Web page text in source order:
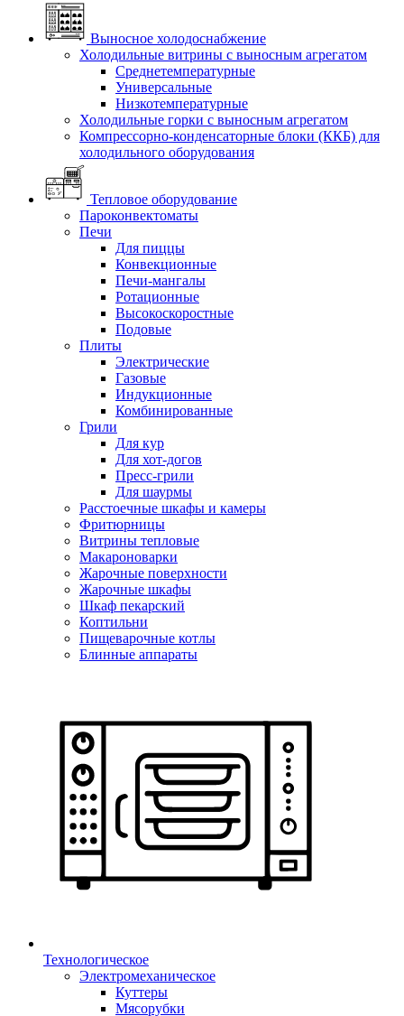
Выносное холодоснабжение
Холодильные витрины с выносным агрегатом
Среднетемпературные
Универсальные
Низкотемпературные
Холодильные горки с выносным агрегатом
Компрессорно-конденсаторные блоки (ККБ) для
холодильного оборудования
Тепловое оборудование
Пароконвектоматы
Печи
Для пиццы
Конвекционные
Печи-мангалы
Ротационные
Высокоскоростные
Подовые
Плиты
Электрические
Газовые
Индукционные
Комбинированные
Грили
Для кур
Для хот-догов
Пресс-грили
Для шаурмы
Расстоечные шкафы и камеры
Фритюрницы
Витрины тепловые
Макароноварки
Жарочные поверхности
Жарочные шкафы
Шкаф пекарский
Коптильни
Пищеварочные котлы
Блинные аппараты
Технологическое
Электромеханическое
Куттеры
Мясорубки